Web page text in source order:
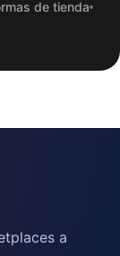
de tienda
a